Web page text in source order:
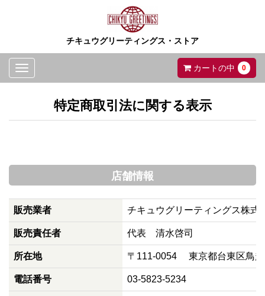
チキュウグリーティングス・ストア
Toggle
navigation
カートの中 0
特定商取引法に関する表示
店舗情報
販売業者 チキュウグリーティングス株式
販売責任者 代表 清水啓司
所在地 〒111-0054 東京都台東区鳥
電話番号 03-5823-5234